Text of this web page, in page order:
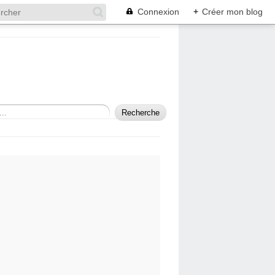
Connexion + Créer mon blog